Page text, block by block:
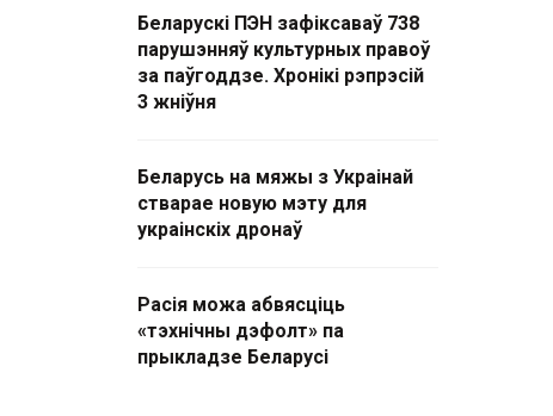
Беларускі ПЭН зафіксаваў 738
парушэнняў культурных правоў
за паўгоддзе. Хронікі рэпрэсій
3 жніўня
Беларусь на мяжы з Украінай
стварае новую мэту для
украінскіх дронаў
Расія можа абвясціць
«тэхнічны дэфолт» па
прыкладзе Беларусі